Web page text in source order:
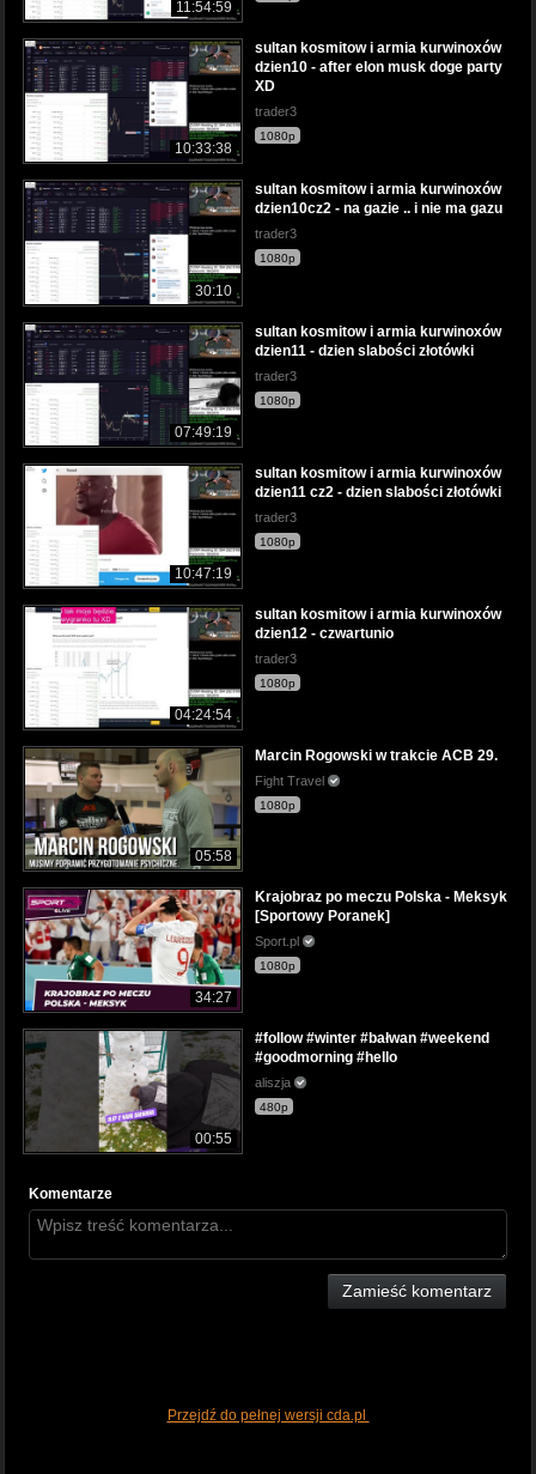
11:54:59
10:33:38
sultan kosmitow i armia kurwinoxów
dzien10 - after elon musk doge party
XD
trader3
1080p
30:10
sultan kosmitow i armia kurwinoxów
dzien10cz2 - na gazie .. i nie ma gazu
trader3
1080p
07:49:19
sultan kosmitow i armia kurwinoxów
dzien11 - dzien slabości złotówki
trader3
1080p
10:47:19
sultan kosmitow i armia kurwinoxów
dzien11 cz2 - dzien slabości złotówki
trader3
1080p
04:24:54
sultan kosmitow i armia kurwinoxów
dzien12 - czwartunio
trader3
1080p
05:58
Marcin Rogowski w trakcie ACB 29.
Fight Travel
1080p
34:27
Krajobraz po meczu Polska - Meksyk
[Sportowy Poranek]
Sport.pl
1080p
00:55
#follow #winter #bałwan #weekend
#goodmorning #hello
aliszja
480p
Komentarze
Zamieść komentarz
Przejdź do pełnej wersji cda.pl